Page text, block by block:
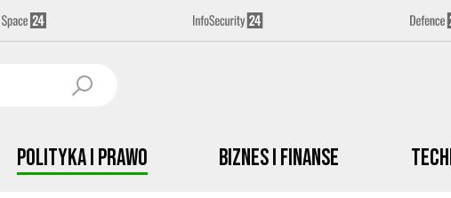
Polityka i prawo Biznes i Finanse